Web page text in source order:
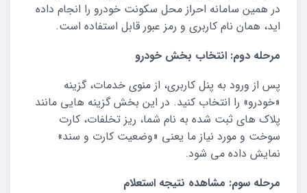
در همین سامانه احراز محل سکونت خودرو را انجام داده
اید، همان نام کاربری و رمز عبور قابل استفاده است.
مرحله دوم: انتخاب بخش خودرو
پس از ورود به پنل کاربری، از منوی خدمات، گزینه
«خودرو» را انتخاب کنید. در این بخش گزینه هایی مانند
پلاک های ثبت شده به نام شما، ریز تخلفات، کارت
سوخت و مورد نیاز ما یعنی «وضعیت کارت و سند»
نمایش داده می شود.
مرحله سوم: مشاهده نتیجه استعلام